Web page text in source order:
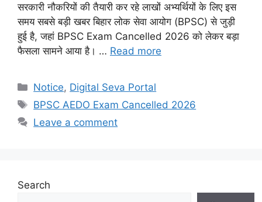
सरकारी नौकरियों की तैयारी कर रहे लाखों अभ्यर्थियों के लिए इस
समय सबसे बड़ी खबर बिहार लोक सेवा आयोग (BPSC) से जुड़ी
हुई है, जहां BPSC Exam Cancelled 2026 को लेकर बड़ा
फैसला सामने आया है। … Read more
Notice, Digital Seva Portal
BPSC AEDO Exam Cancelled 2026
Leave a comment
Search